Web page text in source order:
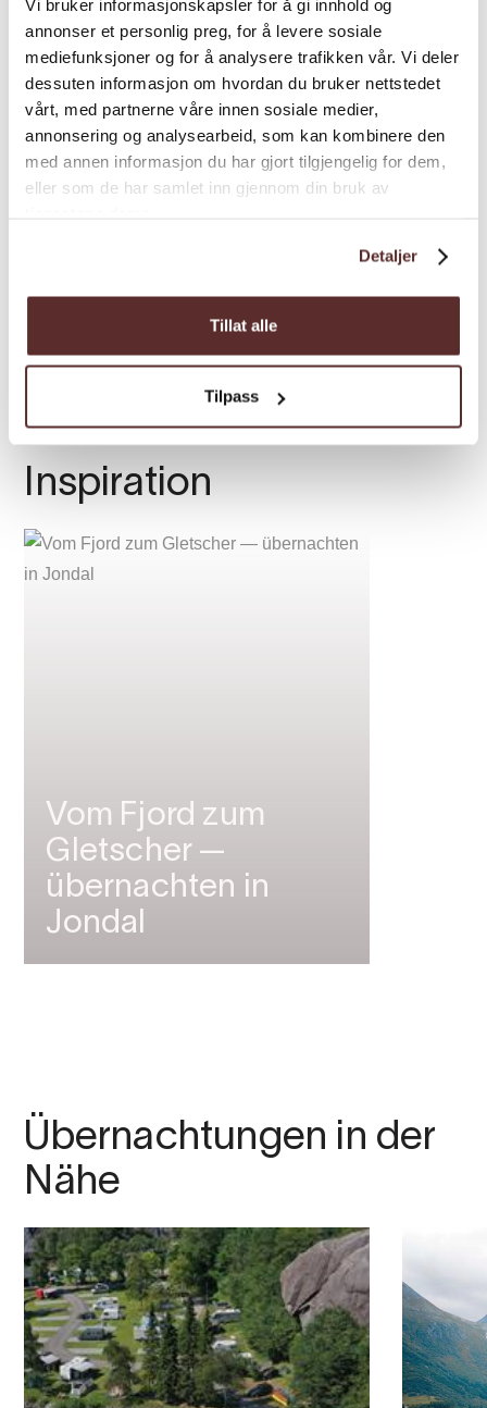
Vi bruker informasjonskapsler for å gi innhold og
annonser et personlig preg, for å levere sosiale
mediefunksjoner og for å analysere trafikken vår. Vi deler
dessuten informasjon om hvordan du bruker nettstedet
vårt, med partnerne våre innen sosiale medier,
annonsering og analysearbeid, som kan kombinere den
med annen informasjon du har gjort tilgjengelig for dem,
eller som de har samlet inn gjennom din bruk av
Detaljer
Tillat alle
Tilpass
Preise
2.590,00
*Preis ab
Inspiration
Vom Fjord zum
Gletscher —
übernachten in
Jondal
Übernachtungen in der
Nähe